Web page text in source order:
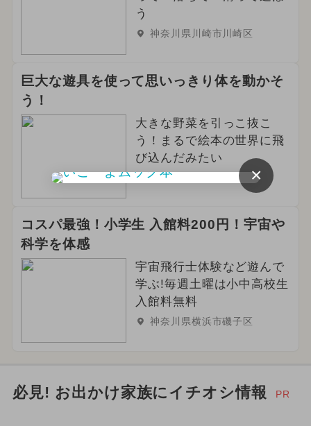
う
神奈川県川崎市川崎区
巨大な遊具を使って思いっきり体を動かそ
う！
大きな野菜を引っこ抜こ
う！まるで絵本の世界に飛
び込んだみたい
神奈川県横浜市西区
コスパ最強！小学生 入館料200円！宇宙や
科学を体感
宇宙飛行士体験など遊んで
学ぶ!毎週土曜は小中高校生
入館料無料
神奈川県横浜市磯子区
必見! お出かけ家族にイチオシ情報 PR
×